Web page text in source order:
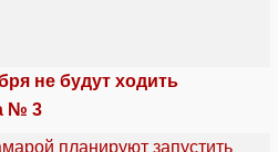
не будут ходить
№ 3